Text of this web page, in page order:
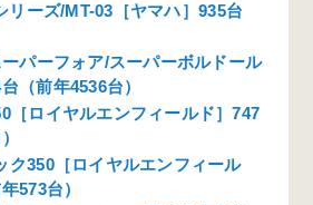
リーズ/MT-03［ヤマハ］935台
パーフォア/スーパーボルドール
（前年4536台）
［ロイヤルエンフィールド］747
ク350［ロイヤルエンフィール
573台）